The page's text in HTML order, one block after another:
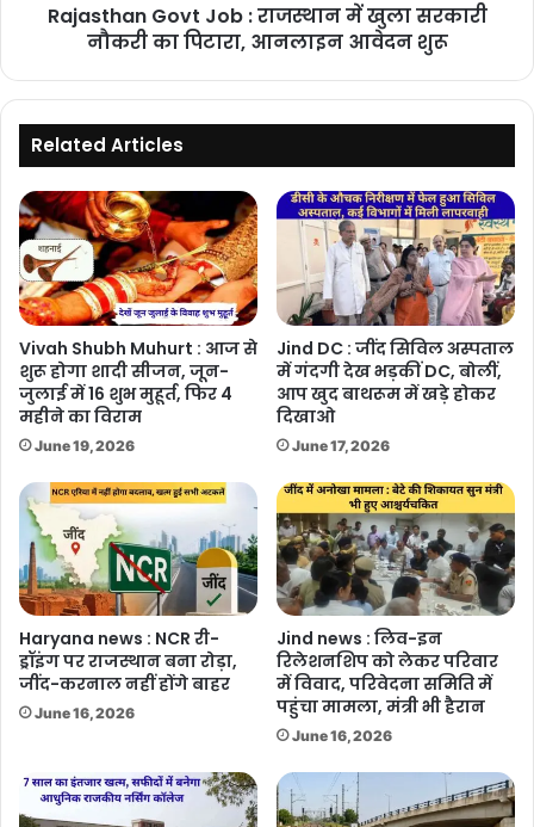
Rajasthan Govt Job : राजस्थान में खुला सरकारी
नौकरी का पिटारा, आनलाइन आवेदन शुरू
Related Articles
Vivah Shubh Muhurt : आज से
शुरू होगा शादी सीजन, जून-
जुलाई में 16 शुभ मुहूर्त, फिर 4
महीने का विराम
June 19, 2026
Jind DC : जींद सिविल अस्पताल
में गंदगी देख भड़कीं DC, बोलीं,
आप खुद बाथरूम में खड़े होकर
दिखाओ
June 17, 2026
Haryana news : NCR री-
ड्रॉइंग पर राजस्थान बना रोड़ा,
जींद-करनाल नहीं होंगे बाहर
June 16, 2026
Jind news : लिव-इन
रिलेशनशिप को लेकर परिवार
में विवाद, परिवेदना समिति में
पहुंचा मामला, मंत्री भी हैरान
June 16, 2026